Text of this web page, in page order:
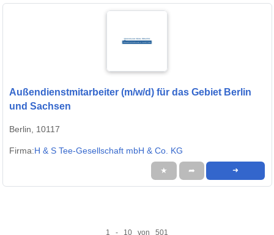
Außendienstmitarbeiter (m/w/d) für das Gebiet Berlin
und Sachsen
Berlin, 10117
Firma:H & S Tee-Gesellschaft mbH & Co. KG
★ ➦ ➜
1 - 10 von 501